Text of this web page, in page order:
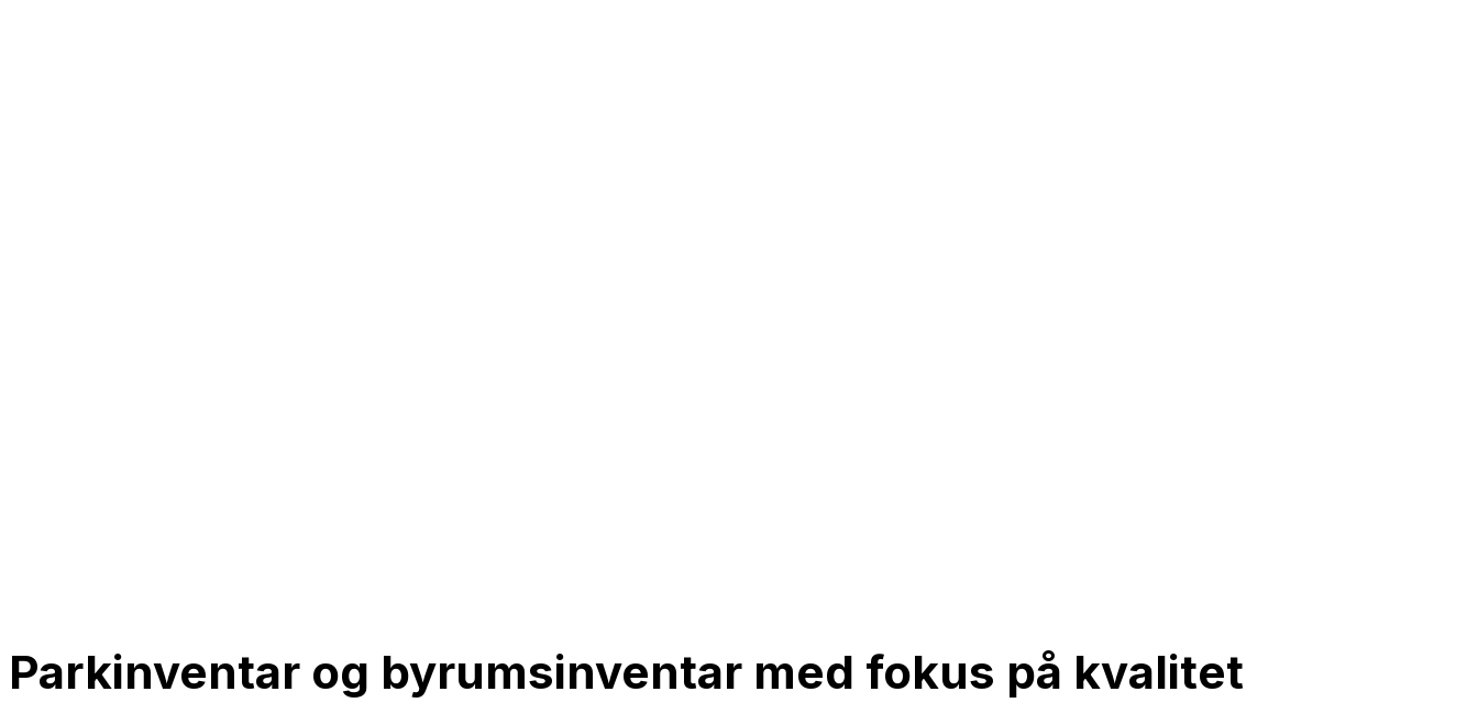
Parkinventar og byrumsinventar med fokus på kvalitet